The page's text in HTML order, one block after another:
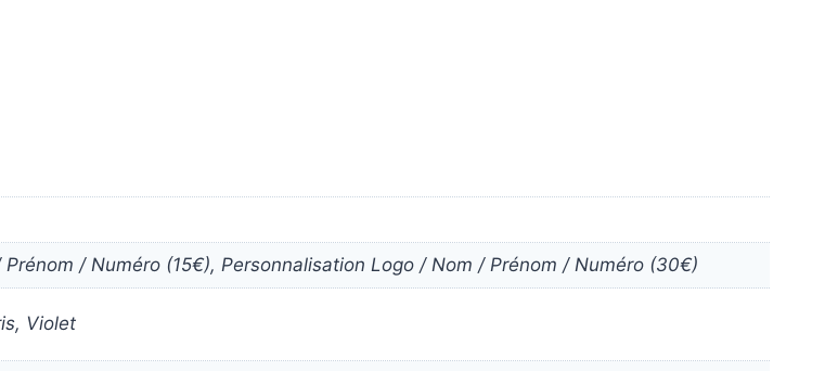
/ Numéro (15€), Personnalisation Logo / Nom / Prénom / Numéro (30€)
Violet